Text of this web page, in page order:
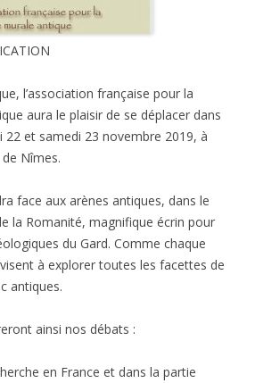
l’association française pour la
aura le plaisir de se déplacer dans
22 et samedi 23 novembre 2019, à
Nîmes.
face aux arènes antiques, dans le
la Romanité, magnifique écrin pour
du Gard. Comme chaque
à explorer toutes les facettes de
antiques.
ainsi nos débats :
en France et dans la partie